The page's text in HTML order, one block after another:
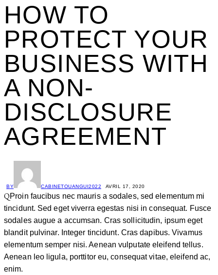
HOW TO
PROTECT YOUR
BUSINESS WITH
A NON-
DISCLOSURE
AGREEMENT
BY CABINETOUANGUI2022 AVRIL 17, 2020
QProin faucibus nec mauris a sodales, sed elementum mi
tincidunt. Sed eget viverra egestas nisi in consequat. Fusce
sodales augue a accumsan. Cras sollicitudin, ipsum eget
blandit pulvinar. Integer tincidunt. Cras dapibus. Vivamus
elementum semper nisi. Aenean vulputate eleifend tellus.
Aenean leo ligula, porttitor eu, consequat vitae, eleifend ac,
enim.